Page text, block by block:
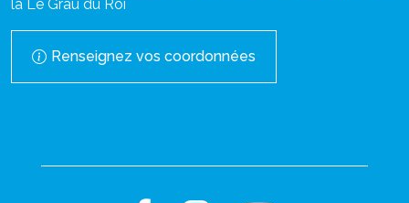
la Le Grau du Roi
Renseignez vos coordonnées